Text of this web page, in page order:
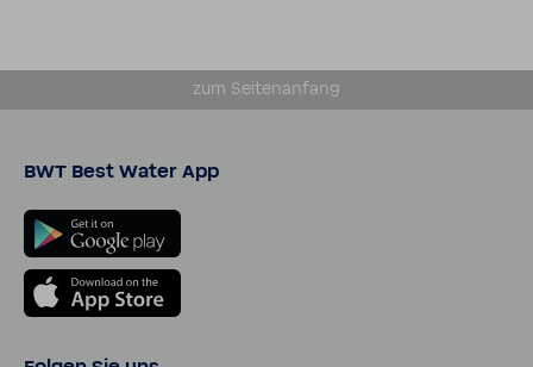
zum Seiten­an­fang
BWT Best Water App